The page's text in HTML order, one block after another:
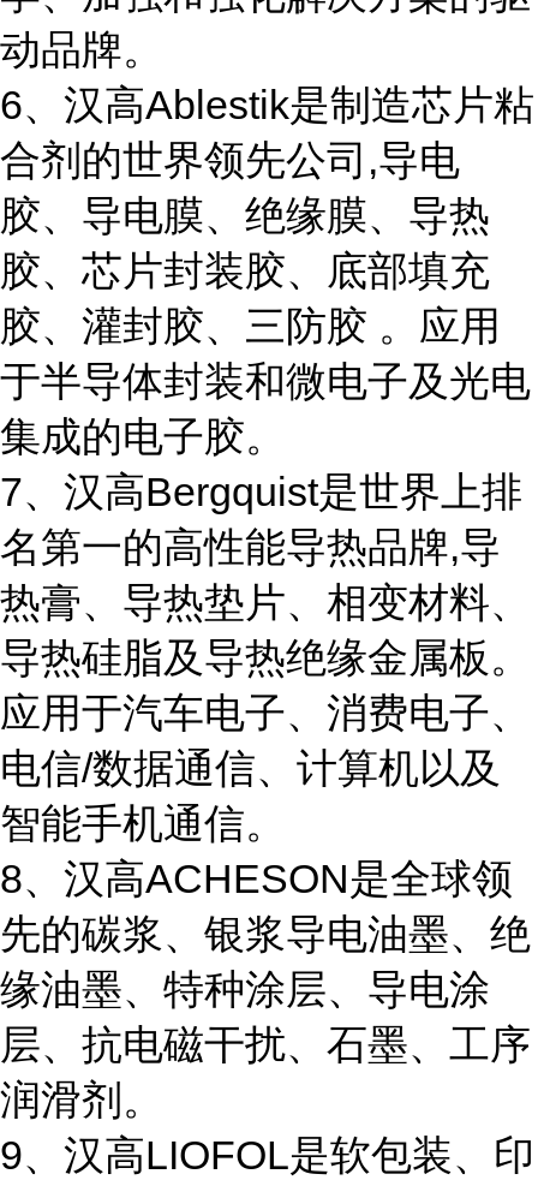
动品牌。
6、汉高Ablestik是制造芯片粘
合剂的世界领先公司,导电
胶、导电膜、绝缘膜、导热
胶、芯片封装胶、底部填充
胶、灌封胶、三防胶 。应用
于半导体封装和微电子及光电
集成的电子胶。
7、汉高Bergquist是世界上排
名第一的高性能导热品牌,导
热膏、导热垫片、相变材料、
导热硅脂及导热绝缘金属板。
应用于汽车电子、消费电子、
电信/数据通信、计算机以及
智能手机通信。
8、汉高ACHESON是全球领
先的碳浆、银浆导电油墨、绝
缘油墨、特种涂层、导电涂
层、抗电磁干扰、石墨、工序
润滑剂。
9、汉高LIOFOL是软包装、印